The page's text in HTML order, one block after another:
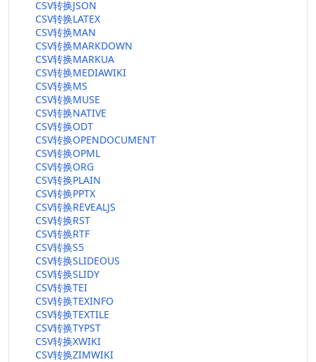
CSV转换JSON
CSV转换LATEX
CSV转换MAN
CSV转换MARKDOWN
CSV转换MARKUA
CSV转换MEDIAWIKI
CSV转换MS
CSV转换MUSE
CSV转换NATIVE
CSV转换ODT
CSV转换OPENDOCUMENT
CSV转换OPML
CSV转换ORG
CSV转换PLAIN
CSV转换PPTX
CSV转换REVEALJS
CSV转换RST
CSV转换RTF
CSV转换S5
CSV转换SLIDEOUS
CSV转换SLIDY
CSV转换TEI
CSV转换TEXINFO
CSV转换TEXTILE
CSV转换TYPST
CSV转换XWIKI
CSV转换ZIMWIKI